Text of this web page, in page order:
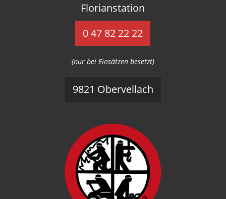
Florianstation
0 47 82 22 22
(nur bei Einsätzen besetzt)
9821 Obervellach